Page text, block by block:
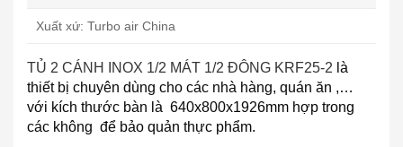
Xuất xứ: Turbo air China
TỦ 2 CÁNH INOX 1/2 MÁT 1/2 ĐÔNG KRF25-2 là
thiết bị chuyên dùng cho các nhà hàng, quán ăn ,…
với kích thước bàn là 640x800x1926mm hợp trong
các không để bảo quản thực phẩm.